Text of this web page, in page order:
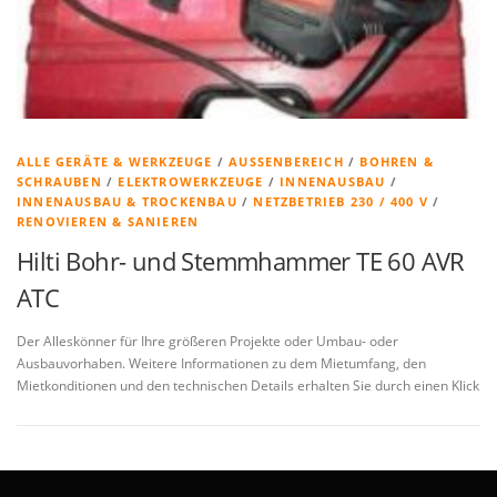
ALLE GERÄTE & WERKZEUGE /AUSSENBEREICH / BOHREN &
SCHRAUBEN / ELEKTROWERKZEUGE / INNENAUSBAU /
INNENAUSBAU & TROCKENBAU / NETZBETRIEB 230 / 400 V /
RENOVIEREN & SANIEREN
Hilti Bohr- und Stemmhammer TE 60 AVR
ATC
Der Alleskönner für Ihre größeren Projekte oder Umbau- oder
Ausbauvorhaben. Weitere Informationen zu dem Mietumfang, den
Mietkonditionen und den technischen Details erhalten Sie durch einen Klick